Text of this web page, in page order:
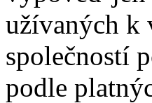
užívaných k
společností
podle